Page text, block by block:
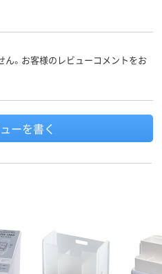
。お客様のレビューコメントをお
ーを書く